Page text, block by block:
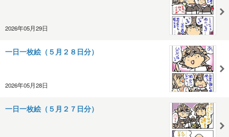
2026年05月29日
一日一枚絵（５月２８日分）
2026年05月28日
一日一枚絵（５月２７日分）